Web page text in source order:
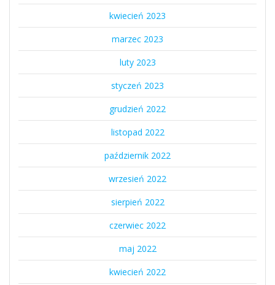
kwiecień 2023
marzec 2023
luty 2023
styczeń 2023
grudzień 2022
listopad 2022
październik 2022
wrzesień 2022
sierpień 2022
czerwiec 2022
maj 2022
kwiecień 2022